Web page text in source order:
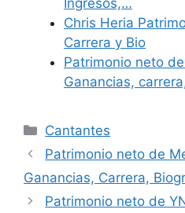
Ingresos,…
Chris Heria
Carrera y Bio
Patrimonio neto de
Ganancias,
Categories
Cantantes
Patrimonio neto de
Ganancias, Carrera,
Patrimonio neto de